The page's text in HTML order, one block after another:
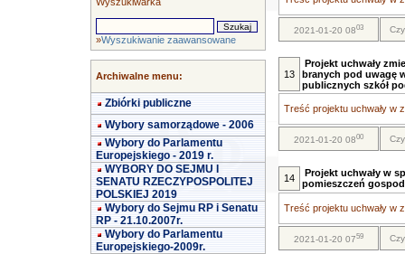
»Wyszukiwanie zaawansowane
Archiwalne menu:
Zbiórki publiczne
Wybory samorządowe - 2006
Wybory do Parlamentu
Europejskiego - 2019 r.
WYBORY DO SEJMU I
SENATU RZECZYPOSPOLITEJ
POLSKIEJ 2019
Wybory do Sejmu RP i Senatu
RP - 21.10.2007r.
Wybory do Parlamentu
Europejskiego-2009r.
2021-01-20 0803
13
Projekt uchwały
branych pod uwagę
publicznych szkół
Treść projektu uchwały w
2021-01-20 0800
14
Projekt uchwały w
pomieszczeń
Treść projektu uchwały w
2021-01-20 0759